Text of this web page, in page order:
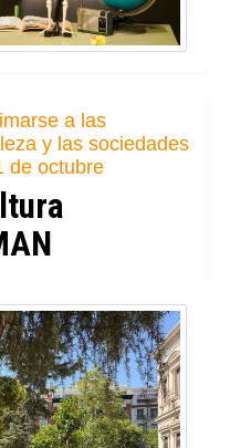
a las
y las sociedades
de octubre